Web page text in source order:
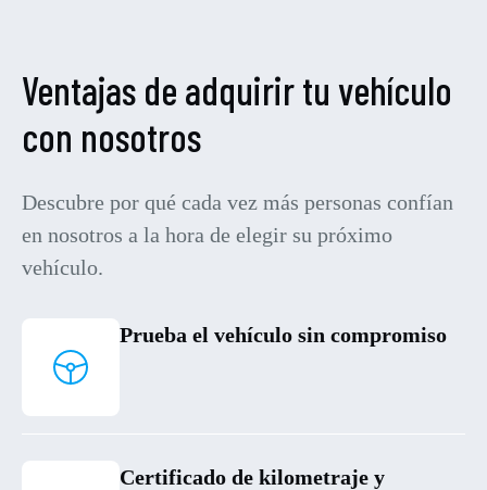
Ventajas de adquirir tu vehículo
con nosotros
Descubre por qué cada vez más personas confían
en nosotros a la hora de elegir su próximo
vehículo.
Prueba el vehículo sin compromiso
Certificado de kilometraje y